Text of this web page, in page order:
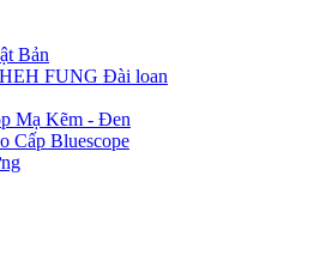
Bản
FUNG Đài loan
Mạ Kẽm - Đen
Cấp Bluescope